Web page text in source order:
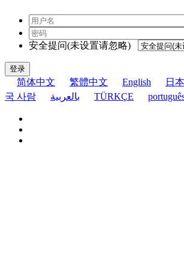
安全提问(未设置请忽略)
登录
简体中文 繁體中文 English 日
국 사람
بالعربية TÜRKÇE